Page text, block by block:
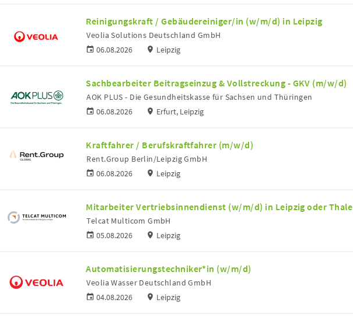
Reinigungskraft / Gebäudereiniger/in (w/m/d) in Leipzig
06.08.2026
Veolia Solutions Deutschland GmbH
Leipzig
Sachbearbeiter Beitragseinzug & Vollstreckung - GKV (m/w/d)
06.08.2026
AOK PLUS - Die Gesundheitskasse für Sachsen und Thüringen
Erfurt, Leipzig
Kraftfahrer / Berufskraftfahrer (m/w/d)
06.08.2026
Rent.Group Berlin/Leipzig GmbH
Leipzig
Mitarbeiter Vertriebsinnendienst (w/m/d) in Leipzig oder Thale
05.08.2026
Telcat Multicom GmbH
Leipzig
Automatisierungstechniker*in (w/m/d)
04.08.2026
Veolia Wasser Deutschland GmbH
Leipzig